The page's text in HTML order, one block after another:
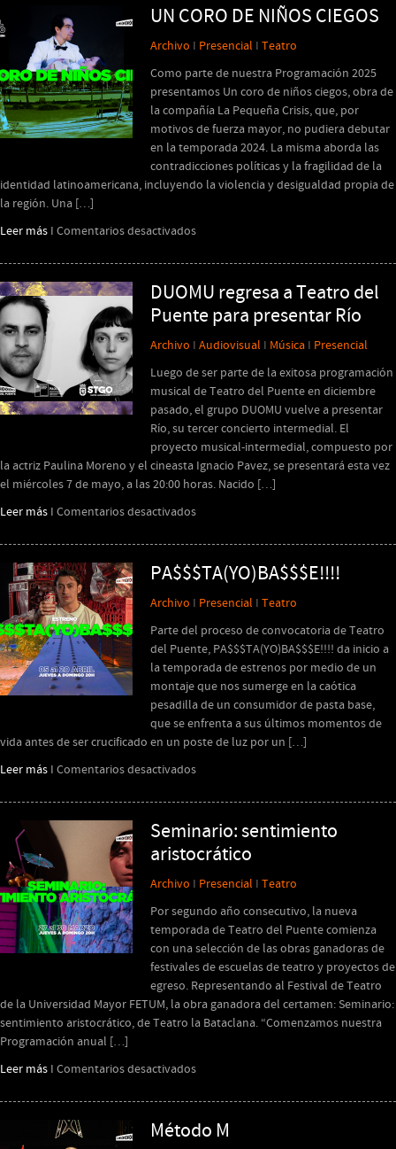
presenta
primer
Casas
&
Paisajes
UN CORO DE NIÑOS CIEGOS
Archivo I Presencial I Teatro
Como parte de nuestra Programación 2025
presentamos Un coro de niños ciegos, obra de
la compañía La Pequeña Crisis, que, por
motivos de fuerza mayor, no pudiera debutar
en la temporada 2024. La misma aborda las
contradicciones políticas y la fragilidad de la
identidad latinoamericana, incluyendo la violencia y desigualdad propia de
la región. Una […]
Leer más I Comentarios desactivadosen
CORO
DE
CIEGOS
DUOMU regresa a Teatro del
Puente para presentar Río
Archivo I Audiovisual I Música I Presencial
Luego de ser parte de la exitosa programación
musical de Teatro del Puente en diciembre
pasado, el grupo DUOMU vuelve a presentar
Río, su tercer concierto intermedial. El
proyecto musical-intermedial, compuesto por
la actriz Paulina Moreno y el cineasta Ignacio Pavez, se presentará esta vez
el miércoles 7 de mayo, a las 20:00 horas. Nacido […]
Leer más I Comentarios desactivadosen
regresa
a
Teatro
del
Puente
para
presentar
PA$$$TA(YO)BA$$$E!!!!
Archivo I Presencial I Teatro
Parte del proceso de convocatoria de Teatro
del Puente, PA$$$TA(YO)BA$$$E!!!! da inicio a
la temporada de estrenos por medio de un
montaje que nos sumerge en la caótica
pesadilla de un consumidor de pasta base,
que se enfrenta a sus últimos momentos de
vida antes de ser crucificado en un poste de luz por un […]
Leer más I Comentarios desactivadosen
Seminario: sentimiento
aristocrático
Archivo I Presencial I Teatro
Por segundo año consecutivo, la nueva
temporada de Teatro del Puente comienza
con una selección de las obras ganadoras de
festivales de escuelas de teatro y proyectos de
egreso. Representando al Festival de Teatro
de la Universidad Mayor FETUM, la obra ganadora del certamen: Seminario:
sentimiento aristocrático, de Teatro la Bataclana. “Comenzamos nuestra
Programación anual […]
Leer más I Comentarios desactivadosen
sentimiento
aristocrático
Método M